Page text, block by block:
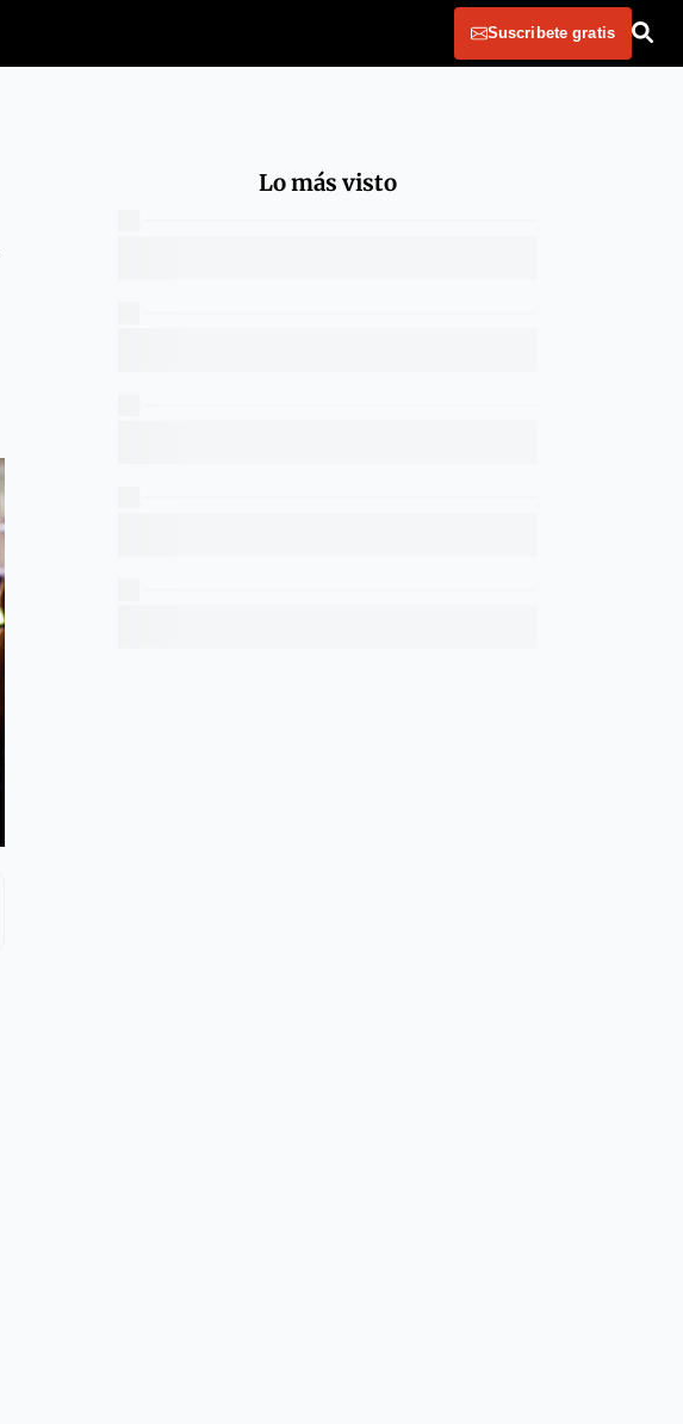
Suscribete gratis
Lo más visto